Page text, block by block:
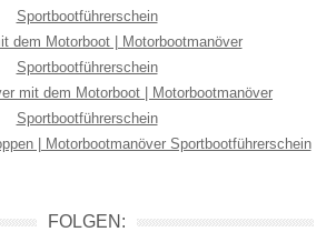
Sportbootführerschein
dem Motorboot | Motorbootmanöver
Sportbootführerschein
mit dem Motorboot | Motorbootmanöver
Sportbootführerschein
| Motorbootmanöver Sportbootführerschein
FOLGEN: